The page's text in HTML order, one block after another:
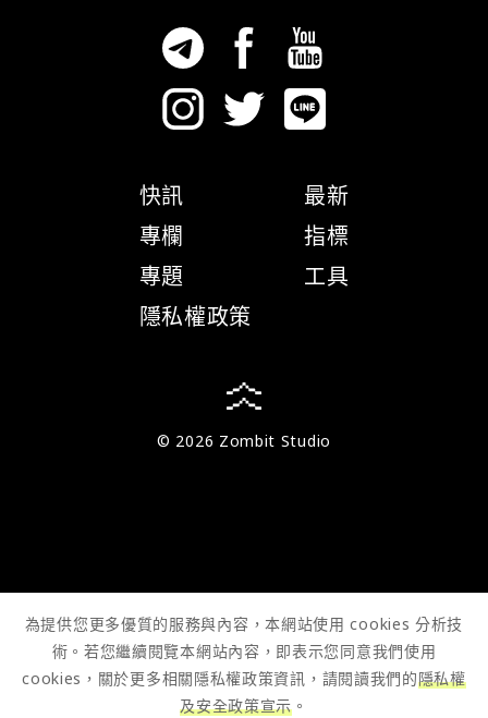
快訊
專欄
專題
隱私權政策
最新
指標
工具
© 2026 Zombit Studio
為提供您更多優質的服務與內容，本網站使用 cookies 分析技
術。若您繼續閱覽本網站內容，即表示您同意我們使用
cookies，關於更多相關隱私權政策資訊，請閱讀我們的隱私權
及安全政策宣示 。